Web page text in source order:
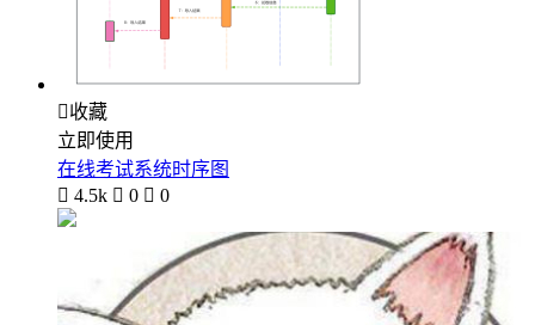
收藏
立即使用
在线考试系统时序图
 4.5k  0  0